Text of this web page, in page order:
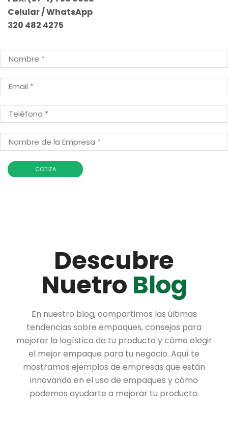
Celular / WhatsApp
320 482 4275
Descubre
Nuetro Blog
En nuestro blog, compartimos las últimas
tendencias sobre empaques, consejos para
mejorar la logística de tu producto y cómo elegir
el mejor empaque para tu negocio. Aquí te
mostramos ejemplos de empresas que están
innovando en el uso de empaques y cómo
podemos ayudarte a mejorar tu producto.